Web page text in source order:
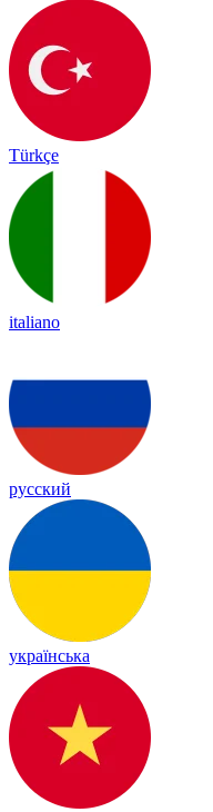
Türkçe
italiano
русский
українська